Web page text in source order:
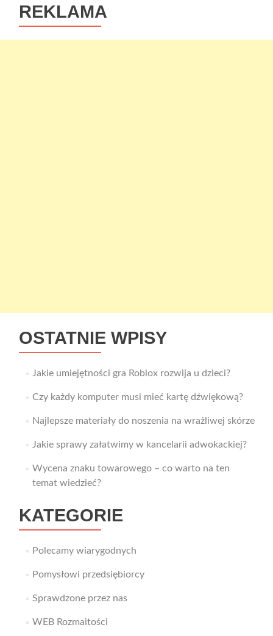
REKLAMA
OSTATNIE WPISY
Jakie umiejętności gra Roblox rozwija u dzieci?
Czy każdy komputer musi mieć kartę dźwiękową?
Najlepsze materiały do noszenia na wrażliwej skórze
Jakie sprawy załatwimy w kancelarii adwokackiej?
Wycena znaku towarowego – co warto na ten
temat wiedzieć?
KATEGORIE
Polecamy wiarygodnych
Pomysłowi przedsiębiorcy
Sprawdzone przez nas
WEB Rozmaitości